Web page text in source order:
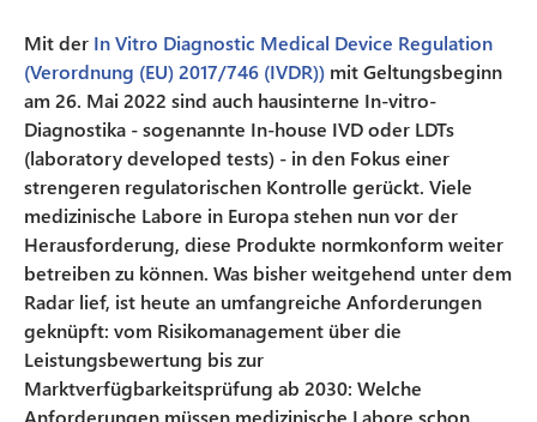
Mit der In Vitro Diagnostic Medical Device Regulation
(Verordnung (EU) 2017/746 (IVDR)) mit Geltungsbeginn
am 26. Mai 2022 sind auch hausinterne In-vitro-
Diagnostika - sogenannte In-house IVD oder LDTs
(laboratory developed tests) - in den Fokus einer
strengeren regulatorischen Kontrolle gerückt. Viele
medizinische Labore in Europa stehen nun vor der
Herausforderung, diese Produkte normkonform weiter
betreiben zu können. Was bisher weitgehend unter dem
Radar lief, ist heute an umfangreiche Anforderungen
geknüpft: vom Risikomanagement über die
Leistungsbewertung bis zur
Marktverfügbarkeitsprüfung ab 2030: Welche
Anforderungen müssen medizinische Labore schon